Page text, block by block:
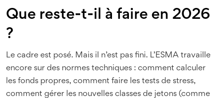
Que reste-t-il à faire en 2026
?
Le cadre est posé. Mais il n’est pas fini. L’ESMA travaille
encore sur des normes techniques : comment calculer
les fonds propres, comment faire les tests de stress,
comment gérer les nouvelles classes de jetons (comme